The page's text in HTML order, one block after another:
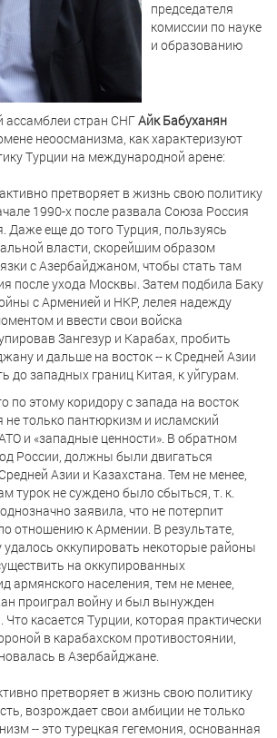
председателя
комиссии по науке
и образованию
стран СНГАйк Бабуханян
неоосманизма, как характеризуют
Турции на международной арене:
претворяет в жизнь свою политику
1990-х после развала Союза Россия
Даже еще до того Турция, пользуясь
власти, скорейшим образом
с Азербайджаном, чтобы стать там
после ухода Москвы. Затем подбила Баку
с Арменией и НКР, лелея надежду
и ввести свои войска
Зангезур и Карабах, пробить
и дальше на восток -- к Средней Азии
до западных границ Китая, к уйгурам.
по этому коридору с запада на восток
не только пантюркизм и исламский
и «западные ценности». В обратном
России, должны были двигаться
Азии и Казахстана. Тем не менее,
турок не суждено было сбыться, т. к.
заявила, что не потерпит
отношению к Армении. В результате,
оккупировать некоторые районы
на оккупированных
армянского населения, тем не менее,
проиграл войну и был вынужден
касается Турции, которая практически
в карабахском противостоянии,
в Азербайджане.
претворяет в жизнь свою политику
возрождает свои амбиции не только
-- это турецкая гегемония, основанная